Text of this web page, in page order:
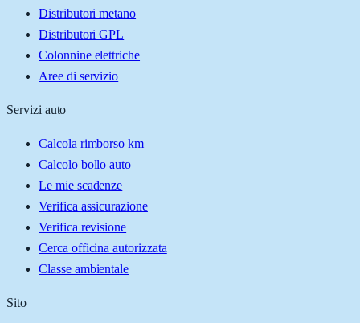
Distributori metano
Distributori GPL
Colonnine elettriche
Aree di servizio
Servizi auto
Calcola rimborso km
Calcolo bollo auto
Le mie scadenze
Verifica assicurazione
Verifica revisione
Cerca officina autorizzata
Classe ambientale
Sito